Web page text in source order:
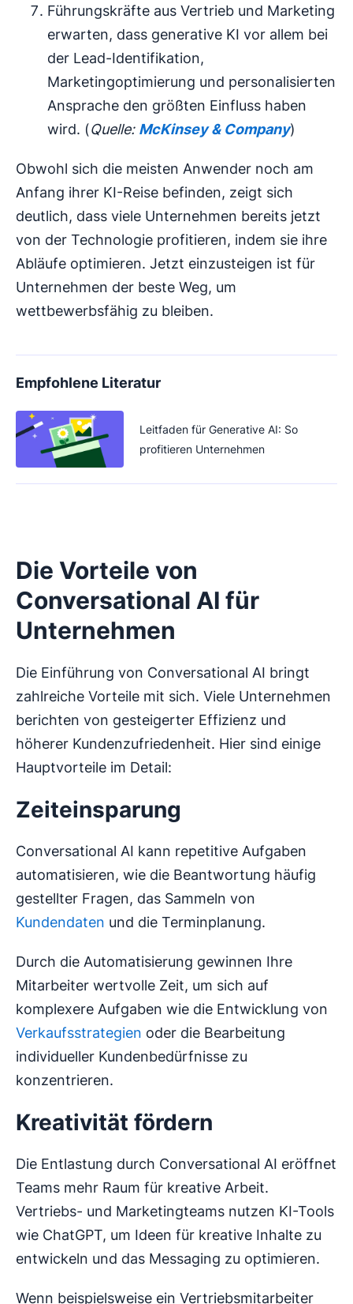
Führungskräfte aus Vertrieb und Marketing
erwarten, dass generative KI vor allem bei
der Lead-Identifikation,
Marketingoptimierung und personalisierten
Ansprache den größten Einfluss haben
wird. (Quelle: McKinsey & Company)
Obwohl sich die meisten Anwender noch am
Anfang ihrer KI-Reise befinden, zeigt sich
deutlich, dass viele Unternehmen bereits jetzt
von der Technologie profitieren, indem sie ihre
Abläufe optimieren. Jetzt einzusteigen ist für
Unternehmen der beste Weg, um
wettbewerbsfähig zu bleiben.
Empfohlene Literatur
Leitfaden für Generative AI: So
profitieren Unternehmen
Die Vorteile von
Conversational AI für
Unternehmen
Die Einführung von Conversational AI bringt
zahlreiche Vorteile mit sich. Viele Unternehmen
berichten von gesteigerter Effizienz und
höherer Kundenzufriedenheit. Hier sind einige
Hauptvorteile im Detail:
Zeiteinsparung
Conversational AI kann repetitive Aufgaben
automatisieren, wie die Beantwortung häufig
gestellter Fragen, das Sammeln von
Kundendaten und die Terminplanung.
Durch die Automatisierung gewinnen Ihre
Mitarbeiter wertvolle Zeit, um sich auf
komplexere Aufgaben wie die Entwicklung von
Verkaufsstrategien oder die Bearbeitung
individueller Kundenbedürfnisse zu
konzentrieren.
Kreativität fördern
Die Entlastung durch Conversational AI eröffnet
Teams mehr Raum für kreative Arbeit.
Vertriebs- und Marketingteams nutzen KI-Tools
wie ChatGPT, um Ideen für kreative Inhalte zu
entwickeln und das Messaging zu optimieren.
Wenn beispielsweise ein Vertriebsmitarbeiter